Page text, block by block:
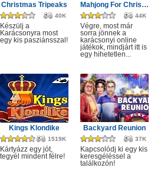
Christmas Tripeaks
40K
Készülj a
Karácsonyra most
egy kis pasziánsszal!
Mahjong For Christmas
44K
Végre, most már
sorra jönnek a
karácsonyi online
játékok, mindjárt itt is
egy hihetetlen...
Kings Klondike
1519K
Kártyázz egy jót,
tegyél mindent félre!
Backyard Reunion
37K
Kapcsolódj ki egy kis
keresgéléssel a
találkozón!